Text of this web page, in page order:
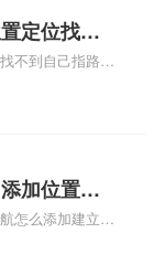
查看下方正文！
定位找不
不到当前
不到自己指路人
、地图位置更新
显示定位了相关
下方正文！
加位置？
置？
怎么添加建立多
地图添加公司位